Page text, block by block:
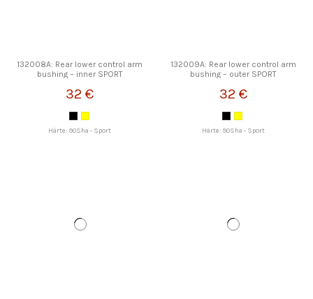
132008A: Rear lower control arm
bushing – inner SPORT
32 €
Härte: 90Sha - Sport
132009A: Rear lower control arm
bushing – outer SPORT
32 €
Härte: 90Sha - Sport